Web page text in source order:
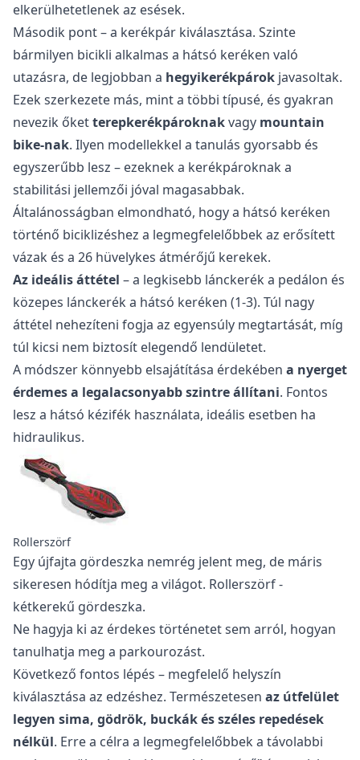
elkerülhetetlenek az esések.
Második pont – a kerékpár kiválasztása. Szinte
bármilyen bicikli alkalmas a hátsó keréken való
utazásra, de legjobban a hegyikerékpárok javasoltak.
Ezek szerkezete más, mint a többi típusé, és gyakran
nevezik őketterepkerékpároknakvagy mountain
bike-nak. Ilyen modellekkel a tanulás gyorsabb és
egyszerűbb lesz – ezeknek a kerékpároknak a
stabilitási jellemzői jóval magasabbak.
Általánosságban elmondható, hogy a hátsó keréken
történő biciklizéshez a legmegfelelőbbek az erősített
vázak és a 26 hüvelykes átmérőjű kerekek.
Az ideális áttétel – a legkisebb lánckerék a pedálon és
közepes lánckerék a hátsó keréken (1-3). Túl nagy
áttétel nehezíteni fogja az egyensúly megtartását, míg
túl kicsi nem biztosít elegendő lendületet.
A módszer könnyebb elsajátítása érdekében a nyerget
érdemes a legalacsonyabb szintre állítani. Fontos
lesz a hátsó kézifék használata, ideális esetben ha
hidraulikus.
Rollerszörf
Egy újfajta gördeszka nemrég jelent meg, de máris
sikeresen hódítja meg a világot. Rollerszörf-
kétkerekű gördeszka.
Ne hagyja ki az érdekes történetet sem arról, hogyan
tanulhatja meg a parkourozást.
Következő fontos lépés – megfelelő helyszín
kiválasztása az edzéshez. Természetesen az útfelület
legyen sima, gödrök, buckák és széles repedések
nélkül. Erre a célra a legmegfelelőbbek a távolabbi